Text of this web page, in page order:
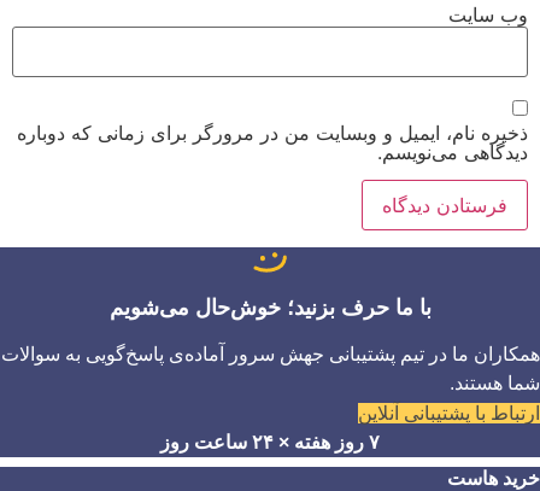
وب‌ سایت
ذخیره نام، ایمیل و وبسایت من در مرورگر برای زمانی که دوباره
دیدگاهی می‌نویسم.
با ما حرف بزنید؛ خوش‌حال می‌شویم
همکاران ما در تیم پشتیبانی جهش سرور آماده‌ی پاسخ‌گویی به سوالات
شما هستند.
ارتباط با پشتیبانی آنلاین
۷ روز هفته × ۲۴ ساعت روز
خرید هاست